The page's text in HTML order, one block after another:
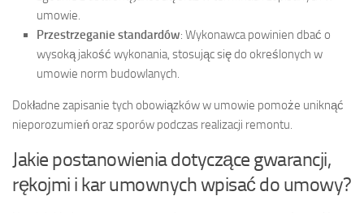
umowie.
Przestrzeganie standardów: Wykonawca powinien dbać o
wysoką jakość wykonania, stosując się do określonych w
umowie norm budowlanych.
Dokładne zapisanie tych obowiązków w umowie pomoże uniknąć
nieporozumień oraz sporów podczas realizacji remontu.
Jakie postanowienia dotyczące gwarancji,
rękojmi i kar umownych wpisać do umowy?